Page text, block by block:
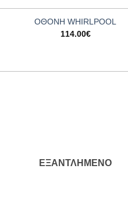
ΟΘΟΝΗ WHIRLPOOL
114.00€
ΕΞΑΝΤΛΗΜΈΝΟ